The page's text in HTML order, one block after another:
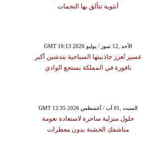
أنثوية تتألق بها النجمات
GMT 16:13 2026 الأحد ,12 تموز / يوليو
عسير تُعزز جاذبيتها السياحية بتدشين أكبر
نافورة في المملكة بمنتجع الوادي
GMT 12:35 2026 السبت ,01 آب / أغسطس
حلول منزلية ساحرة لاستعادة نعومة
مناشفكِ الخشنة بدون معطرات